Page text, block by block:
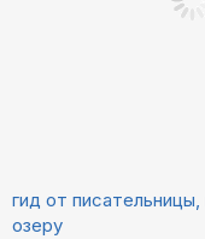
гид от
озеру